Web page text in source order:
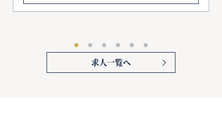
求人一覧へ